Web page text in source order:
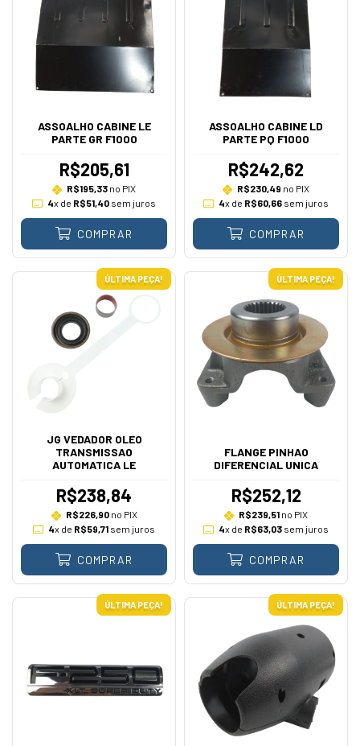
ASSOALHO CABINE LE
PARTE GR F1000
R$205,61
R$195,33 no PIX
4x de R$51,40 sem juros
COMPRAR
ASSOALHO CABINE LD
PARTE PQ F1000
R$242,62
R$230,49 no PIX
4x de R$60,66 sem juros
COMPRAR
ÚLTIMA PEÇA!
JG VEDADOR OLEO
TRANSMISSAO
AUTOMATICA LE
R$238,84
R$226,90no PIX
4x de R$59,71 sem juros
COMPRAR
ÚLTIMA PEÇA!
FLANGE PINHAO
DIFERENCIAL UNICA
R$252,12
R$239,51 no PIX
4x de R$63,03 sem juros
COMPRAR
ÚLTIMA PEÇA! ÚLTIMA PEÇA!